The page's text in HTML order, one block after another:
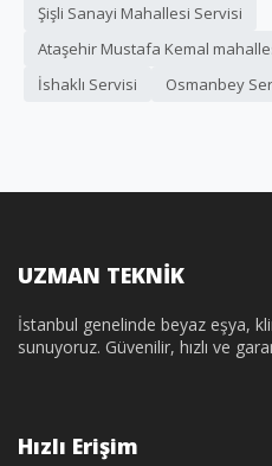
Şişli Sanayi Mahallesi Servisi
Ataşehir Mustafa Kemal
İshaklı Servisi
Osmanbey
UZMAN TEKNİK
İstanbul genelinde beyaz eşya,
sunuyoruz. Güvenilir, hızlı ve
Hızlı Erişim